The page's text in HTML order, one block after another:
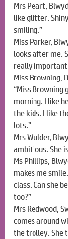
Mrs Peart,
like glitter.
smiling.”
Miss Parker,
looks after me.
really
Miss Browning,
“Miss Browning
morning. I like
the kids. I like
lots.”
Mrs Wulder,
ambitious. She
Ms Phillips,
makes me
class. Can she
too?”
Mrs Redwood,
comes around
the trolley. She